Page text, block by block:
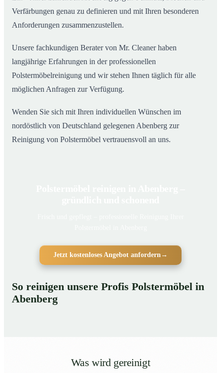
Verfärbungen genau zu definieren und mit Ihren besonderen
Anforderungen zusammenzustellen.
Unsere fachkundigen Berater von Mr. Cleaner haben
langjährige Erfahrungen in der professionellen
Polstermöbelreinigung und wir stehen Ihnen täglich für alle
möglichen Anfragen zur Verfügung.
Wenden Sie sich mit Ihren individuellen Wünschen im
nordöstlich von Deutschland gelegenen Abenberg zur
Reinigung von Polstermöbel vertrauensvoll an uns.
Jetzt kostenloses Angebot anfordern→
So reinigen unsere Profis Polstermöbel in
Abenberg
Was wird gereinigt